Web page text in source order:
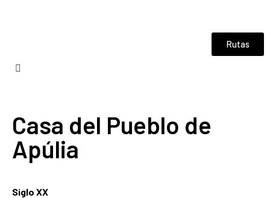
Rutas
Casa del Pueblo de
Apúlia
Siglo XX